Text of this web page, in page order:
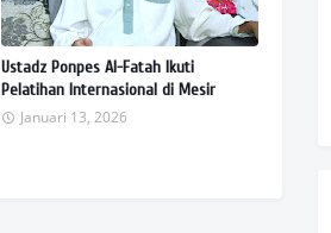
Ustadz Ponpes Al-Fatah Ikuti
Pelatihan Internasional di Mesir
Januari 13, 2026